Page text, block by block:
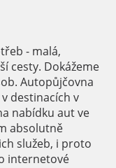
- malá,
cesty. Dokážeme
Autopůjčovna
destinacích v
nabídku aut ve
absolutně
služeb, i proto
internetové